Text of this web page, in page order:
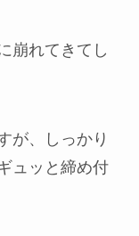
崩れてきてし
が、しっかり
ュッと締め付